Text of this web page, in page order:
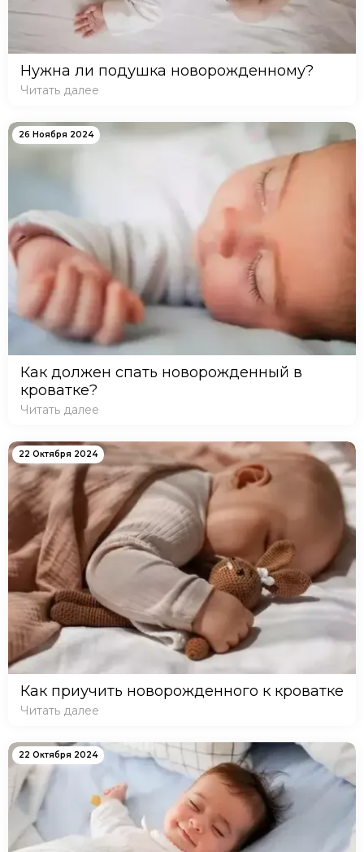
Нужна ли подушка новорожденному?
Читать далее
26 Ноября 2024
Как должен спать новорожденный в
кроватке?
Читать далее
22 Октября 2024
Как приучить новорожденного к кроватке
Читать далее
22 Октября 2024